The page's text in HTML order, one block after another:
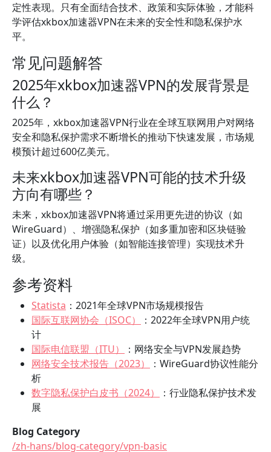
定性表现。只有全面结合技术、政策和实际体验，才能科
学评估xkbox加速器VPN在未来的安全性和隐私保护水
平。
常见问题解答
2025年xkbox加速器VPN的发展背景是
什么？
2025年，xkbox加速器VPN行业在全球互联网用户对网络
安全和隐私保护需求不断增长的推动下快速发展，市场规
模预计超过600亿美元。
未来xkbox加速器VPN可能的技术升级
方向有哪些？
未来，xkbox加速器VPN将通过采用更先进的协议（如
WireGuard）、增强隐私保护（如多重加密和区块链验
证）以及优化用户体验（如智能连接管理）实现技术升
级。
参考资料
Statista ：2021年全球VPN市场规模报告
国际互联网协会（ISOC）
：2022年全球VPN用户统
计
国际电信联盟（ITU）
：网络安全与VPN发展趋势
网络安全技术报告（2023）
：WireGuard协议性能分
析
数字隐私保护白皮书（2024）
：行业隐私保护技术发
展
Blog Category
/zh-hans/blog-category/vpn-basic